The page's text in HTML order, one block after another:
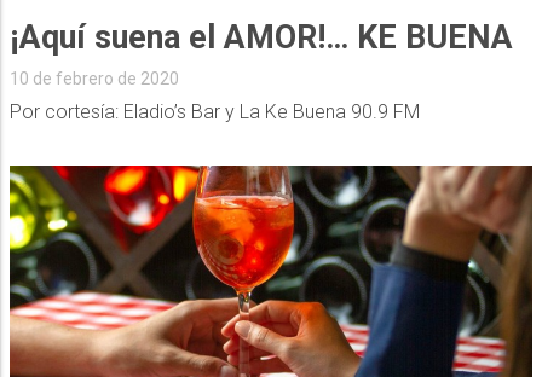
¡Aquí suena el AMOR!… KE BUENA
10 de febrero de 2020
Por cortesía: Eladio’s Bar y La Ke Buena 90.9 FM